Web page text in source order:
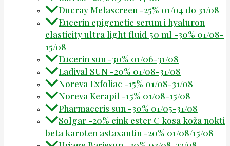
Ducray Melascreen -25% 01/04 do 31/08
Eucerin epigenetic serum i hyaluron
elasticity ultra light fluid 50 ml -30% 01/08-
15/08
Eucerin sun -30% 01/06-31/08
Ladival SUN -20% 01/08-31/08
Noreva Exfoliac -15% 01/08-31/08
Noreva Kerapil -15% 01/08-15/08
Pharmaceris sun -30% 01/05-31/08
Solgar -20% cink ester C kosa koža nokti
beta karoten astaxantin -20% 01/08/15/08